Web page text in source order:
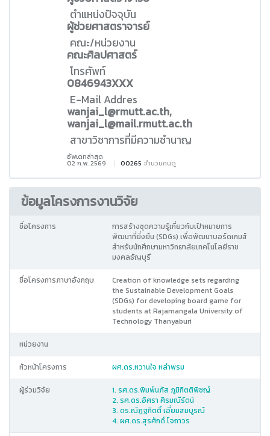
ตำแหน่งปัจจุบัน
ผู้ช่วยศาสตราจารย์
คณะ/หน่วยงาน
คณะศิลปศาสตร์
โทรศัพท์
0846943XXX
E-Mail Addres
wanjai_l@rmutt.ac.th,
wanjai_l@mail.rmutt.ac.th
สาขาวิชาการที่มีความชำนาญ
อัพเดทล่าสุด
02 ก.พ. 2569 00265 จำนวนคนดู
ข้อมูลโครงการงานวิจัย
ชื่อโครงการ
การสร้างชุดความรู้เกี่ยวกับเป้าหมายการ
พัฒนาที่ยั่งยืน (SDGs) เพื่อพัฒนาบอร์ดเกมส์
สำหรับนักศึกษามหาวิทยาลัยเทคโนโลยีราช
มงคลธัญบุรี
ชื่อโครงการภาษาอังกฤษ
Creation of knowledge sets regarding
the Sustainable Development Goals
(SDGs) for developing board game for
students at Rajamangala University of
Technology Thanyaburi
หน่วยงาน
หัวหน้าโครงการ ผศ.ดร.หวานใจ หลำพรม
ผู้ร่วมวิจัย
1. รศ.ดร.พิมพ์นภัส ภูมิกิตติพิชญ์
2. รศ.ดร.อิศรา ศิรมณีรัตน์
3. ดร.ณัฏฐกิตติ์ เอี่ยมสมบูรณ์
4. ผศ.ดร.สุรศักดิ์ โจถาวร